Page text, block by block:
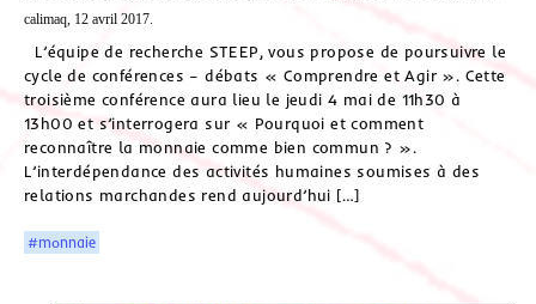
calimaq, 12 avril 2017.
L’équipe de recherche STEEP, vous propose de poursuivre le
cycle de conférences – débats « Comprendre et Agir ». Cette
troisième conférence aura lieu le jeudi 4 mai de 11h30 à
13h00 et s’interrogera sur « Pourquoi et comment
reconnaître la monnaie comme bien commun ? ».
L’interdépendance des activités humaines soumises à des
relations marchandes rend aujourd’hui […]
#monnaie